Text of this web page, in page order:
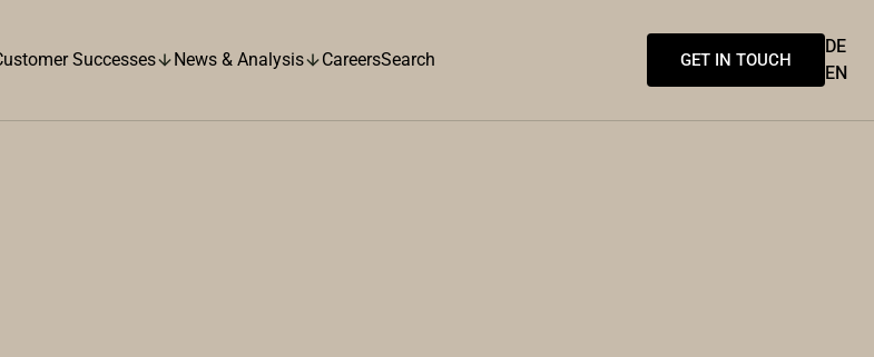
Successes News & Analysis CareersSearch GET IN TOUCH
DE
EN